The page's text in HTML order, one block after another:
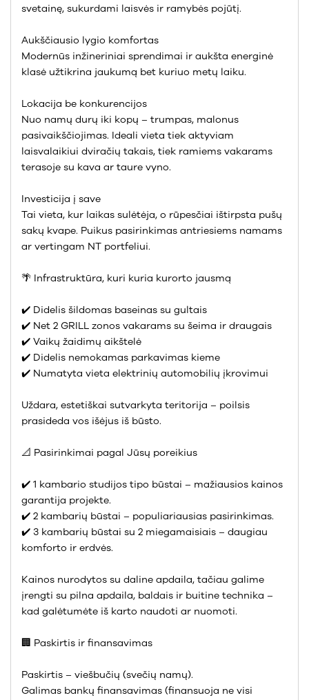
svetainę, sukurdami laisvės ir ramybės pojūtį.
Aukščiausio lygio komfortas
Modernūs inžineriniai sprendimai ir aukšta energinė
klasė užtikrina jaukumą bet kuriuo metų laiku.
Lokacija be konkurencijos
Nuo namų durų iki kopų – trumpas, malonus
pasivaikščiojimas. Ideali vieta tiek aktyviam
laisvalaikiui dviračių takais, tiek ramiems vakarams
terasoje su kava ar taure vyno.
Investicija į save
Tai vieta, kur laikas sulėtėja, o rūpesčiai ištirpsta pušų
sakų kvape. Puikus pasirinkimas antriesiems namams
ar vertingam NT portfeliui.
🌴 Infrastruktūra, kuri kuria kurorto jausmą
✔️ Didelis šildomas baseinas su gultais
✔️ Net 2 GRILL zonos vakarams su šeima ir draugais
✔️ Vaikų žaidimų aikštelė
✔️ Didelis nemokamas parkavimas kieme
✔️ Numatyta vieta elektrinių automobilių įkrovimui
Uždara, estetiškai sutvarkyta teritorija – poilsis
prasideda vos išėjus iš būsto.
📐 Pasirinkimai pagal Jūsų poreikius
✔️ 1 kambario studijos tipo būstai – mažiausios kainos
garantija projekte.
✔️ 2 kambarių būstai – populiariausias pasirinkimas.
✔️ 3 kambarių būstai su 2 miegamaisiais – daugiau
komforto ir erdvės.
Kainos nurodytos su daline apdaila, tačiau galime
įrengti su pilna apdaila, baldais ir buitine technika –
kad galėtumėte iš karto naudoti ar nuomoti.
🏢 Paskirtis ir finansavimas
Paskirtis – viešbučių (svečių namų).
Galimas bankų finansavimas (finansuoja ne visi